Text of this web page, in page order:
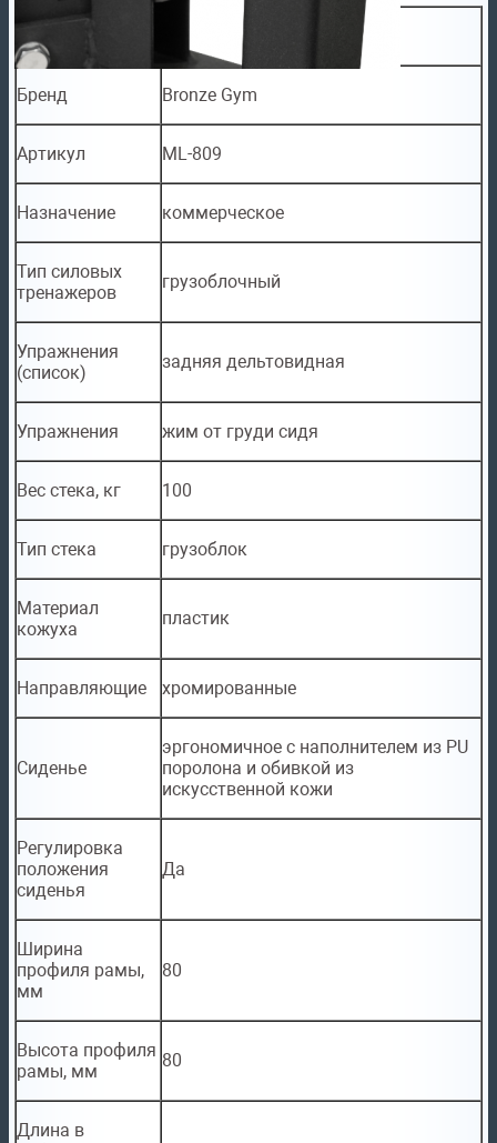
Бренд Bronze Gym
Артикул ML-809
Назначение коммерческое
Тип силовых
тренажеров
грузоблочный
Упражнения
(список)
задняя дельтовидная
Упражнения жим от груди сидя
Вес стека, кг 100
Тип стека грузоблок
Материал
кожуха
пластик
Направляющие хромированные
Сиденье
эргономичное с наполнителем из PU
поролона и обивкой из
искусственной кожи
Регулировка
положения
сиденья
Да
Ширина
профиля рамы,
мм
80
Высота профиля
рамы, мм
80
Длина в